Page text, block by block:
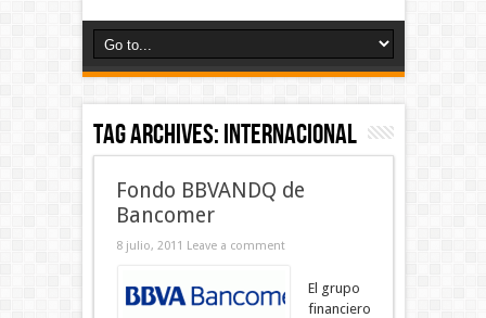
Tag Archives:Internacional
Fondo BBVANDQ de
Bancomer
8 julio, 2011 Leave a comment
El grupo
financiero